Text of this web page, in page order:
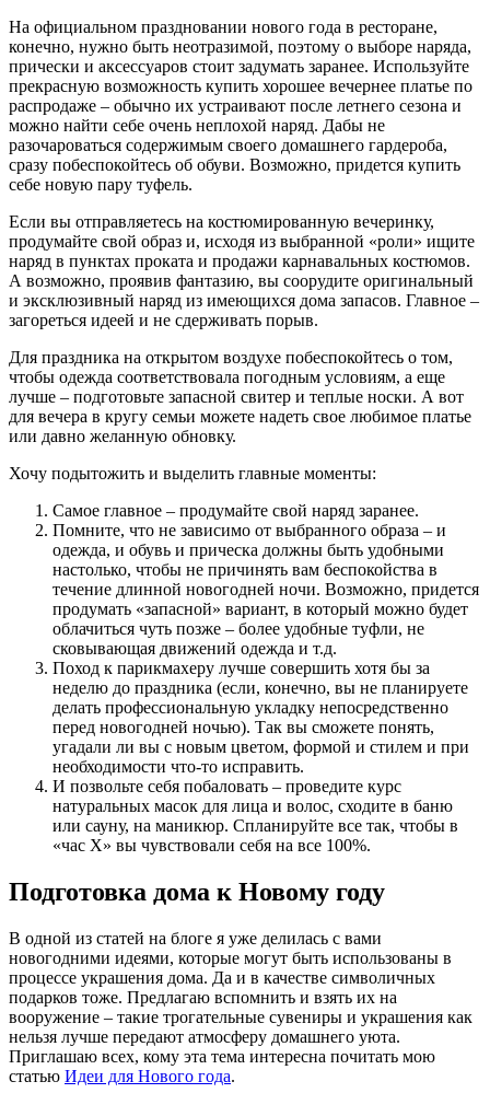
На официальном праздновании нового года в ресторане,
конечно, нужно быть неотразимой, поэтому о выборе наряда,
прически и аксессуаров стоит задумать заранее. Используйте
прекрасную возможность купить хорошее вечернее платье по
распродаже – обычно их устраивают после летнего сезона и
можно найти себе очень неплохой наряд. Дабы не
разочароваться содержимым своего домашнего гардероба,
сразу побеспокойтесь об обуви. Возможно, придется купить
себе новую пару туфель.
Если вы отправляетесь на костюмированную вечеринку,
продумайте свой образ и, исходя из выбранной «роли» ищите
наряд в пунктах проката и продажи карнавальных костюмов.
А возможно, проявив фантазию, вы соорудите оригинальный
и эксклюзивный наряд из имеющихся дома запасов. Главное –
загореться идеей и не сдерживать порыв.
Для праздника на открытом воздухе побеспокойтесь о том,
чтобы одежда соответствовала погодным условиям, а еще
лучше – подготовьте запасной свитер и теплые носки. А вот
для вечера в кругу семьи можете надеть свое любимое платье
или давно желанную обновку.
Хочу подытожить и выделить главные моменты:
Самое главное – продумайте свой наряд заранее.
Помните, что не зависимо от выбранного образа – и
одежда, и обувь и прическа должны быть удобными
настолько, чтобы не причинять вам беспокойства в
течение длинной новогодней ночи. Возможно, придется
продумать «запасной» вариант, в который можно будет
облачиться чуть позже – более удобные туфли, не
сковывающая движений одежда и т.д.
Поход к парикмахеру лучше совершить хотя бы за
неделю до праздника (если, конечно, вы не планируете
делать профессиональную укладку непосредственно
перед новогодней ночью). Так вы сможете понять,
угадали ли вы с новым цветом, формой и стилем и при
необходимости что-то исправить.
И позвольте себя побаловать – проведите курс
натуральных масок для лица и волос, сходите в баню
или сауну, на маникюр. Спланируйте все так, чтобы в
«час Х» вы чувствовали себя на все 100%.
Подготовка дома к Новому году
В одной из статей на блоге я уже делилась с вами
новогодними идеями, которые могут быть использованы в
процессе украшения дома. Да и в качестве символичных
подарков тоже. Предлагаю вспомнить и взять их на
вооружение – такие трогательные сувениры и украшения как
нельзя лучше передают атмосферу домашнего уюта.
Приглашаю всех, кому эта тема интересна почитать мою
статью Идеи для Нового года.